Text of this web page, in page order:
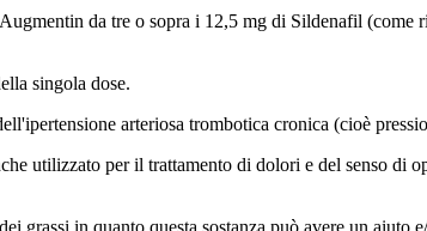
da tre o sopra i 12,5 mg di Sildenafil (come
singola dose.
arteriosa trombotica cronica (cioè
utilizzato per il trattamento di dolori e del senso di
in quanto questa sostanza può avere un aiuto